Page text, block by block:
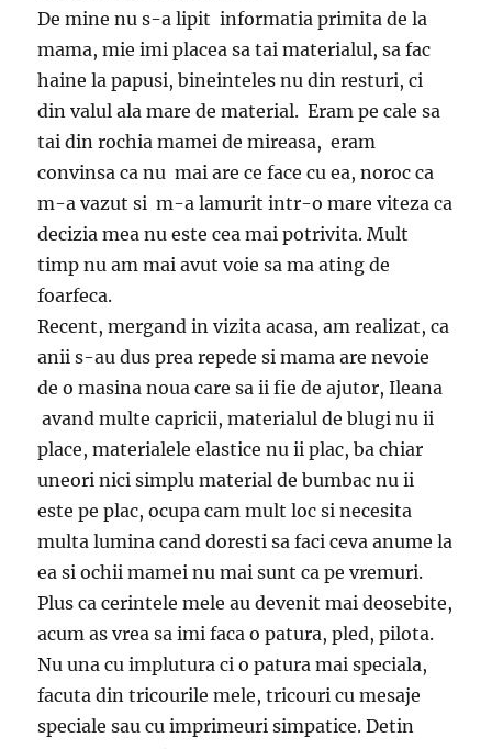
De mine nu s-a lipit informatia primita de la
mama, mie imi placea sa tai materialul, sa fac
haine la papusi, bineinteles nu din resturi, ci
din valul ala mare de material. Eram pe cale sa
tai din rochia mamei de mireasa, eram
convinsa ca nu mai are ce face cu ea, noroc ca
m-a vazut si m-a lamurit intr-o mare viteza ca
decizia mea nu este cea mai potrivita. Mult
timp nu am mai avut voie sa ma ating de
foarfeca.
Recent, mergand in vizita acasa, am realizat, ca
anii s-au dus prea repede si mama are nevoie
de o masina noua care sa ii fie de ajutor, Ileana
avand multe capricii, materialul de blugi nu ii
place, materialele elastice nu ii plac, ba chiar
uneori nici simplu material de bumbac nu ii
este pe plac, ocupa cam mult loc si necesita
multa lumina cand doresti sa faci ceva anume la
ea si ochii mamei nu mai sunt ca pe vremuri.
Plus ca cerintele mele au devenit mai deosebite,
acum as vrea sa imi faca o patura, pled, pilota.
Nu una cu implutura ci o patura mai speciala,
facuta din tricourile mele, tricouri cu mesaje
speciale sau cu imprimeuri simpatice. Detin